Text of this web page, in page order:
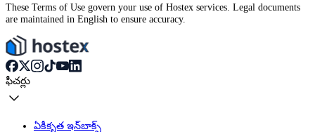
These Terms of Use govern your use of Hostex services. Legal documents
are maintained in English to ensure accuracy.
ఫీచర్లు
ఏకీకృత ఇన్‌బాక్స్